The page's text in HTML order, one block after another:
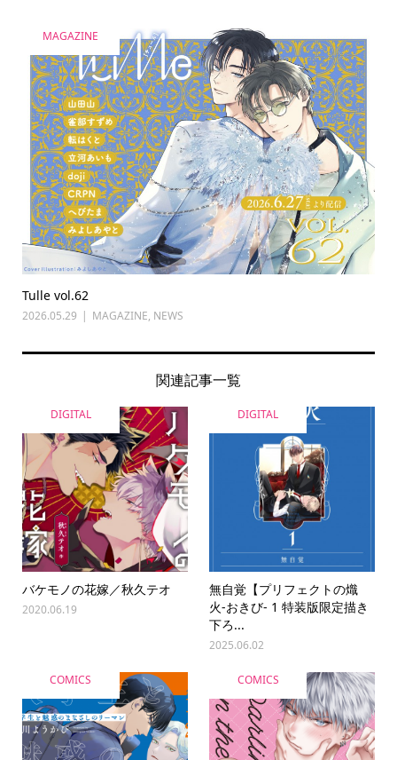
MAGAZINE
Tulle vol.62
2026.05.29 MAGAZINE, NEWS
関連記事一覧
DIGITAL
バケモノの花嫁／秋久テオ
2020.06.19
DIGITAL
無自覚【プリフェクトの熾
火-おきび- 1 特装版限定描き
下ろ...
2025.06.02
COMICS COMICS